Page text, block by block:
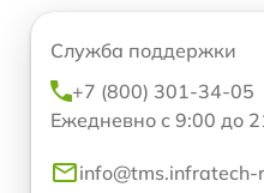
Служба поддержки
+7 (800) 301-34-05
Ежедневно с 9:00 до